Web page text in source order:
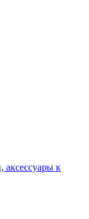
аксессуары к